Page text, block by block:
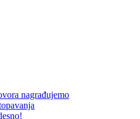
nagrađujemo